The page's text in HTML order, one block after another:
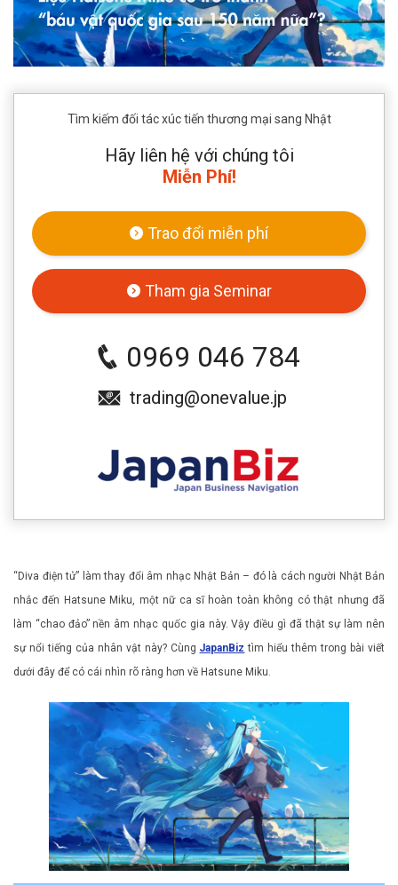
Tìm kiếm đối tác xúc tiến thương mại sang Nhật
Hãy liên hệ với chúng tôi
Miễn Phí!
Trao đổi miễn phí
Tham gia Seminar
0969 046 784
trading@onevalue.jp
“Diva điện tử” làm thay đổi âm nhạc Nhật Bản – đó là cách người Nhật Bản
nhắc đến Hatsune Miku, một nữ ca sĩ hoàn toàn không có thật nhưng đã
làm “chao đảo” nền âm nhạc quốc gia này. Vậy điều gì đã thật sự làm nên
sự nổi tiếng của nhân vật này? Cùng JapanBiz tìm hiểu thêm trong bài viết
dưới đây để có cái nhìn rõ ràng hơn về Hatsune Miku.